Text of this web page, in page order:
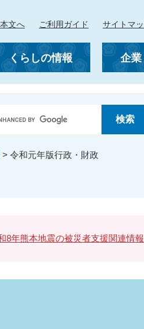
本文へ ご利用ガイド サイトマ
くらしの情報 企業
> 令和元年版行政・財政
8年熊本地震の被災者支援関連情